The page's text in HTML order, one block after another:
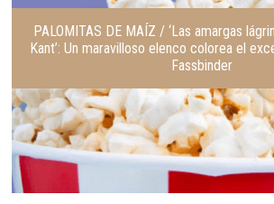
PALOMITAS DE MAÍZ / ‘Las amargas
Kant’: Un maravilloso elenco colorea el
Fassbinder